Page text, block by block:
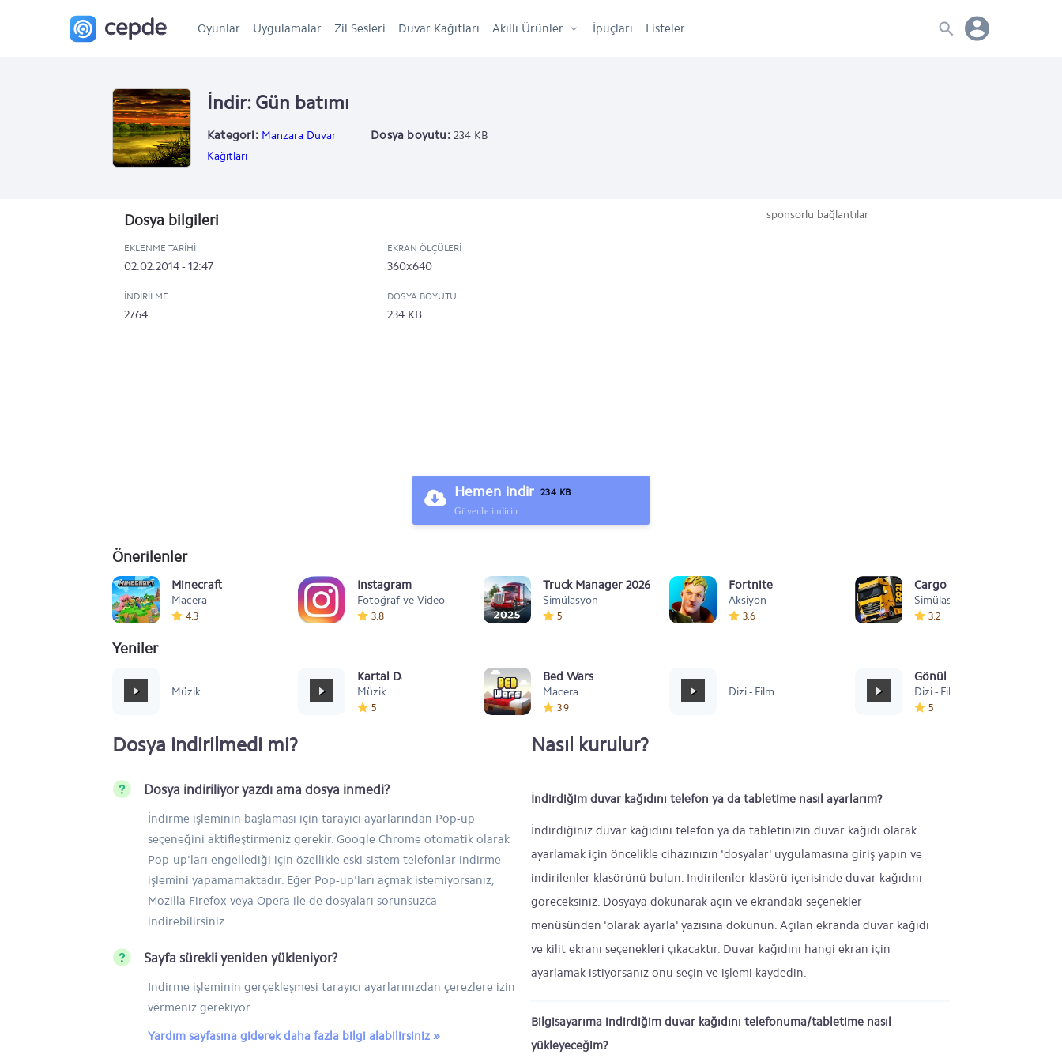
Oyunlar Uygulamalar Zil Sesleri Duvar Kağıtları Akıllı Ürünler İpuçları Listeler
İndir: Gün batımı
Kategori: Manzara Duvar
Kağıtları
Dosya boyutu:234 KB
sponsorlu bağlantılar
Dosya bilgileri
EKLENME TARIHI
02.02.2014 - 12:47
EKRAN ÖLÇÜLERI
360x640
İNDIRILME
2764
DOSYA BOYUTU
234 KB
Hemen indir 234 KB
Güvenle indirin
Önerilenler
Minecraft
Macera
4.3
Instagram
Fotoğraf ve Video
3.8
Truck Manager 2026
Simülasyon
5
Fortnite
Aksiyon
3.6
Cargo Simulator 2021:
Simülasyon
3.2
Yeniler
Müzik
Kartal Dansı Müziği
Müzik
5
Bed Wars
Macera
3.9
Dizi - Film
Gönül Dağı Duygusal
Dizi - Film
5
Dosya indirilmedi mi?
Dosya indiriliyor yazdı ama dosya inmedi?
İndirme işleminin başlaması için tarayıcı ayarlarından Pop-up
seçeneğini aktifleştirmeniz gerekir. Google Chrome otomatik olarak
Pop-up'ları engellediği için özellikle eski sistem telefonlar indirme
işlemini yapamamaktadır. Eğer Pop-up'ları açmak istemiyorsanız,
Mozilla Firefox veya Opera ile de dosyaları sorunsuzca
indirebilirsiniz.
Sayfa sürekli yeniden yükleniyor?
İndirme işleminin gerçekleşmesi tarayıcı ayarlarınızdan çerezlere izin
vermeniz gerekiyor.
Yardım sayfasına giderek daha fazla bilgi alabilirsiniz »
Nasıl kurulur?
İndirdiğim duvar kağıdını telefon ya da tabletime nasıl ayarlarım?
İndirdiğiniz duvar kağıdını telefon ya da tabletinizin duvar kağıdı olarak
ayarlamak için öncelikle cihazınızın 'dosyalar' uygulamasına giriş yapın ve
indirilenler klasörünü bulun. İndirilenler klasörü içerisinde duvar kağıdını
göreceksiniz. Dosyaya dokunarak açın ve ekrandaki seçenekler
menüsünden 'olarak ayarla' yazısına dokunun. Açılan ekranda duvar kağıdı
ve kilit ekranı seçenekleri çıkacaktır. Duvar kağıdını hangi ekran için
ayarlamak istiyorsanız onu seçin ve işlemi kaydedin.
Bilgisayarıma indirdiğim duvar kağıdını telefonuma/tabletime nasıl
yükleyeceğim?